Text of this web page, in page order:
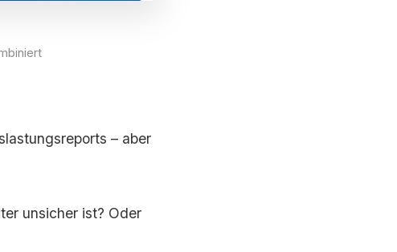
– aber
unsicher ist? Oder